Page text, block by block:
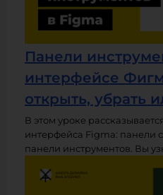
Панели
интерфейсе
открыть, убрать
В этом уроке
интерфейса Figma: панели
панели инструментов. Вы
объясняется, как вернуть